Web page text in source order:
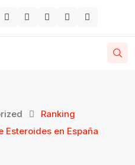
Ranking
Esteroides en España